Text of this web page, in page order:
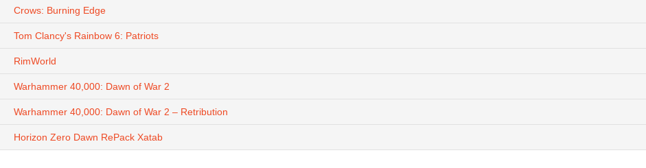
Crows: Burning Edge
Tom Clancy's Rainbow 6: Patriots
RimWorld
Warhammer 40,000: Dawn of War 2
Warhammer 40,000: Dawn of War 2 – Retribution
Horizon Zero Dawn RePack Xatab